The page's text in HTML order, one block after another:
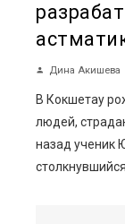
Дина Акишева
В Кокшетау
людей,
назад ученик